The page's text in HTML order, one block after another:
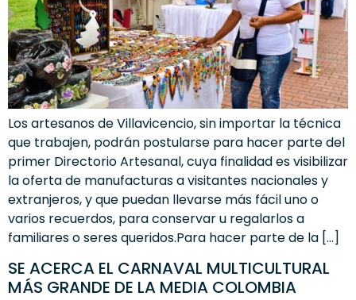
Los artesanos de Villavicencio, sin importar la técnica
que trabajen, podrán postularse para hacer parte del
primer Directorio Artesanal, cuya finalidad es visibilizar
la oferta de manufacturas a visitantes nacionales y
extranjeros, y que puedan llevarse más fácil uno o
varios recuerdos, para conservar u regalarlos a
familiares o seres queridos.Para hacer parte de la […]
SE ACERCA EL CARNAVAL MULTICULTURAL
MÁS GRANDE DE LA MEDIA COLOMBIA